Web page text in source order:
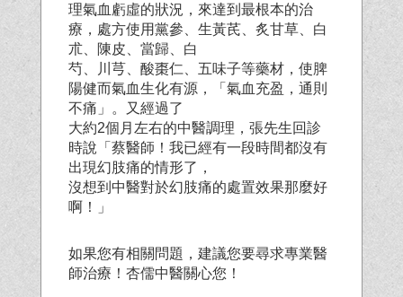
理氣血虧虛的狀況，來達到最根本的治
療，處方使用黨參、生黃芪、炙甘草、白
朮、陳皮、當歸、白
芍、川芎、酸棗仁、五味子等藥材，使脾
陽健而氣血生化有源，「氣血充盈，通則
不痛」。又經過了
大約2個月左右的中醫調理，張先生回診
時說「蔡醫師！我已經有一段時間都沒有
出現幻肢痛的情形了，
沒想到中醫對於幻肢痛的處置效果那麼好
啊！」
如果您有相關問題，建議您要尋求專業醫
師治療！杏儒中醫關心您！